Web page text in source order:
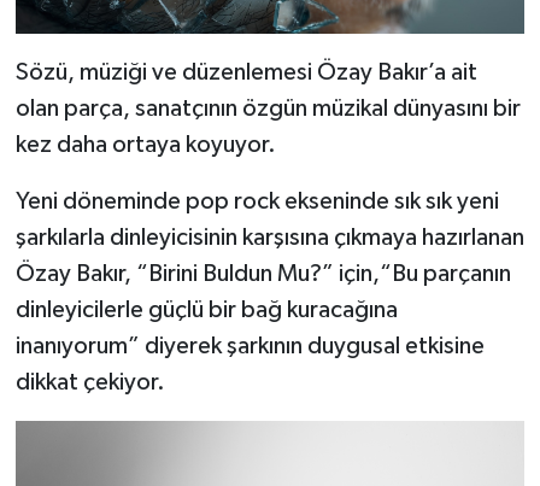
Sözü, müziği ve düzenlemesi Özay Bakır’a ait
olan parça, sanatçının özgün müzikal dünyasını bir
kez daha ortaya koyuyor.
Yeni döneminde pop rock ekseninde sık sık yeni
şarkılarla dinleyicisinin karşısına çıkmaya hazırlanan
Özay Bakır, “Birini Buldun Mu?” için,“Bu parçanın
dinleyicilerle güçlü bir bağ kuracağına
inanıyorum” diyerek şarkının duygusal etkisine
dikkat çekiyor.